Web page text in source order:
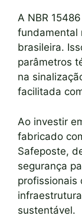
A NBR
fundamental
brasileira.
parâmetros
na
facilitada
Ao investir
fabricado
Safeposte,
segurança
profissionais
sustentável.